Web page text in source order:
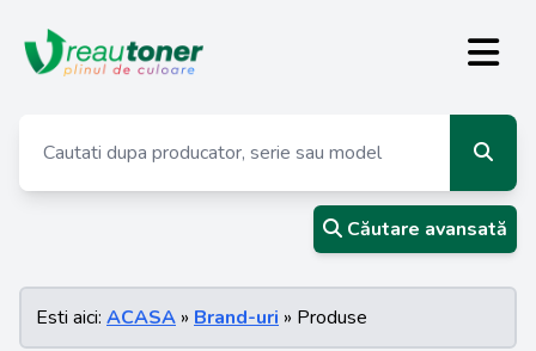
Căutare avansată
Esti aici: ACASA » Brand-uri » Produse